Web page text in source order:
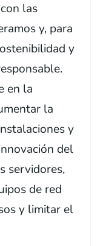
las
y, para
y
en la
la
y
del
servidores,
de red
y limitar el